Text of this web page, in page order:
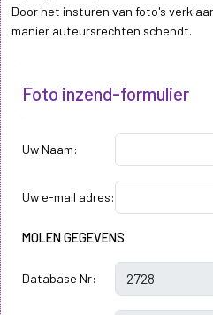
Door het insturen van foto's
manier auteursrechten schendt.
Foto inzend-formulier
Uw Naam:
Uw e-mail adres:
MOLEN GEGEVENS
Database Nr: